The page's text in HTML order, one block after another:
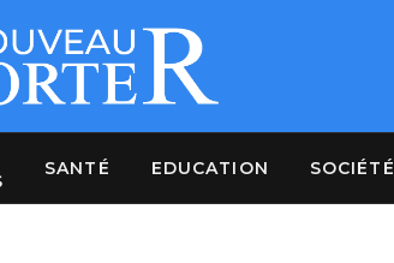
SANTÉ EDUCATION SOCIÉTÉ